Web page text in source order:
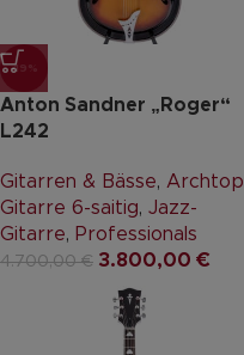
-19%
Anton Sandner „Roger“
L242
Gitarren & Bässe, Archtop
Gitarre 6-saitig, Jazz-
Gitarre, Professionals
4.700,00€ 3.800,00 €